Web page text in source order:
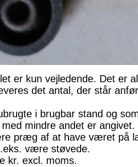
er kun vejledende. Det er
det antal, der står
i brugbar stand og
mindre andet er angivet.
præg af at have været på
være støvede.
kr. excl. moms.